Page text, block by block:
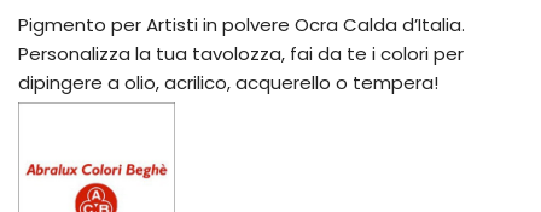
Pigmento per Artisti in polvere Ocra Calda d’Italia.
Personalizza la tua tavolozza, fai da te i colori per
dipingere a olio, acrilico, acquerello o tempera!